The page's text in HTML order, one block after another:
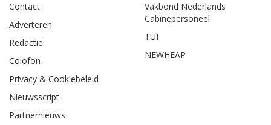
Contact
Adverteren
Redactie
Colofon
Privacy & Cookiebeleid
Nieuwsscript
Partnernieuws
Vakbond Nederlands
Cabinepersoneel
TUI
NEWHEAP